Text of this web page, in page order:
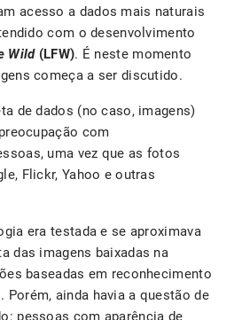
acesso a dados mais naturais
com o desenvolvimento
Wild(LFW). É neste momento
começa a ser discutido.
de dados (no caso, imagens)
com
uma vez que as fotos
Flickr, Yahoo e outras
era testada e se aproximava
das imagens baixadas na
baseadas em reconhecimento
Porém, ainda havia a questão de
pessoas com aparência de